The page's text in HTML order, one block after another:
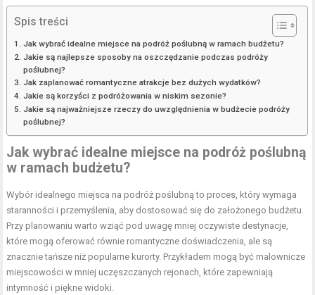
Spis treści
Jak wybrać idealne miejsce na podróż poślubną w ramach budżetu?
Jakie są najlepsze sposoby na oszczędzanie podczas podróży
poślubnej?
Jak zaplanować romantyczne atrakcje bez dużych wydatków?
Jakie są korzyści z podróżowania w niskim sezonie?
Jakie są najważniejsze rzeczy do uwzględnienia w budżecie podróży
poślubnej?
Jak wybrać idealne miejsce na podróż poślubną
w ramach budżetu?
Wybór idealnego miejsca na podróż poślubną to proces, który wymaga
staranności i przemyślenia, aby dostosować się do założonego budżetu.
Przy planowaniu warto wziąć pod uwagę mniej oczywiste destynacje,
które mogą oferować równie romantyczne doświadczenia, ale są
znacznie tańsze niż popularne kurorty. Przykładem mogą być malownicze
miejscowości w mniej uczęszczanych rejonach, które zapewniają
intymność i piękne widoki.